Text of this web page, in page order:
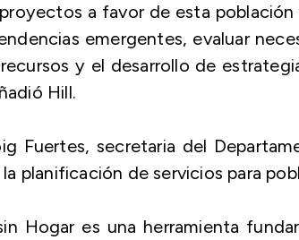
a favor de esta
emergentes, evaluar
y el desarrollo de
Hill.
Fuertes, secretaria del
planificación de servicios para
Hogar es una herramienta